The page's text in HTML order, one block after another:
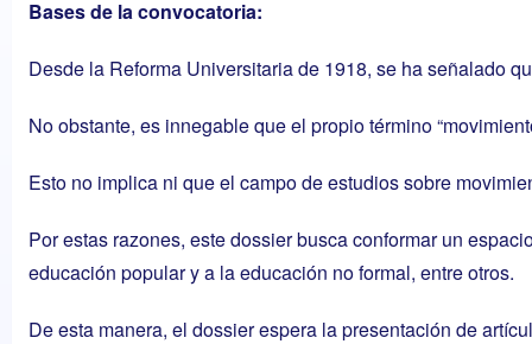
Bases de la convocatoria:
Desde la Reforma Universitaria de 1918, se ha señalado
No obstante, es innegable que el propio término
Esto no implica ni que el campo de estudios sobre
Por estas razones, este dossier busca conformar un
educación popular y a la educación no formal, entre otros.
De esta manera, el dossier espera la presentación de